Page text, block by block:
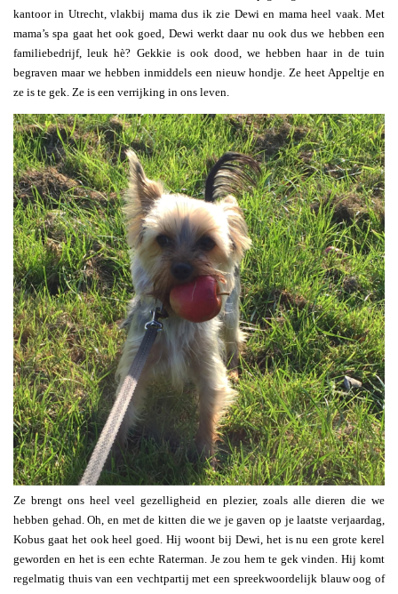
kantoor in Utrecht, vlakbij mama dus ik zie Dewi en mama heel vaak. Met
mama’s spa gaat het ook goed, Dewi werkt daar nu ook dus we hebben een
familiebedrijf, leuk hè? Gekkie is ook dood, we hebben haar in de tuin
begraven maar we hebben inmiddels een nieuw hondje. Ze heet Appeltje en
ze is te gek. Ze is een verrijking in ons leven.
Ze brengt ons heel veel gezelligheid en plezier, zoals alle dieren die we
hebben gehad. Oh, en met de kitten die we je gaven op je laatste verjaardag,
Kobus gaat het ook heel goed. Hij woont bij Dewi, het is nu een grote kerel
geworden en het is een echte Raterman. Je zou hem te gek vinden. Hij komt
regelmatig thuis van een vechtpartij met een spreekwoordelijk blauw oog of